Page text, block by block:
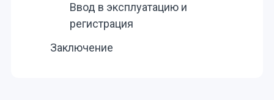
Ввод в эксплуатацию и
регистрация
Заключение